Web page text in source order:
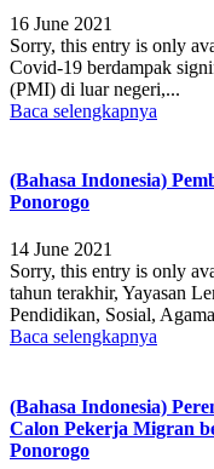
16 June 2021
Sorry, this entry is only
Covid-19 berdampak
(PMI) di luar negeri,...
Baca selengkapnya
(Bahasa Indonesia)
Ponorogo
14 June 2021
Sorry, this entry is only
tahun terakhir, Yayasan
Pendidikan, Sosial,
Baca selengkapnya
(Bahasa Indonesia)
Calon Pekerja Migran
Ponorogo